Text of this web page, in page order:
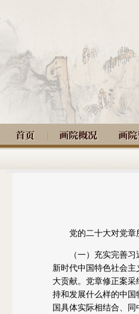
党的二十大对党章
（一）充实完善习近
新时代中国特色社会
大贡献。党章修正案
持和发展什么样的中
国具体实际相结合、